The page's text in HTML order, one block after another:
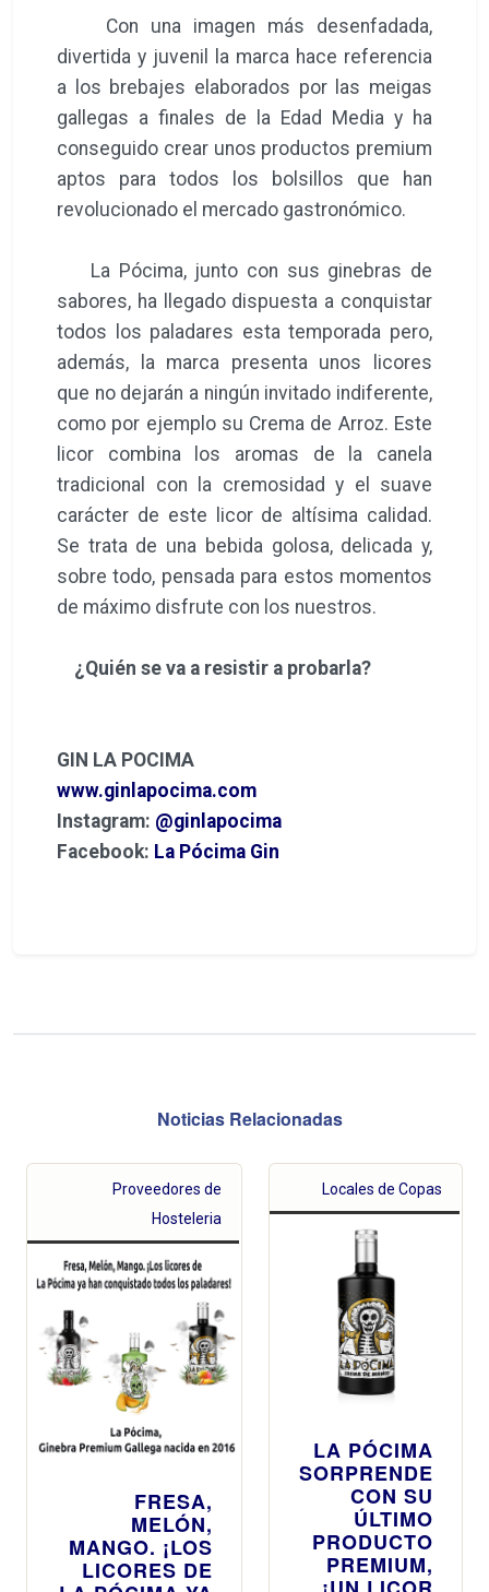
Con una imagen más desenfadada,
divertida y juvenil la marca hace referencia
a los brebajes elaborados por las meigas
gallegas a finales de la Edad Media y ha
conseguido crear unos productos premium
aptos para todos los bolsillos que han
revolucionado el mercado gastronómico.
La Pócima, junto con sus ginebras de
sabores, ha llegado dispuesta a conquistar
todos los paladares esta temporada pero,
además, la marca presenta unos licores
que no dejarán a ningún invitado indiferente,
como por ejemplo su Crema de Arroz. Este
licor combina los aromas de la canela
tradicional con la cremosidad y el suave
carácter de este licor de altísima calidad.
Se trata de una bebida golosa, delicada y,
sobre todo, pensada para estos momentos
de máximo disfrute con los nuestros.
¿Quién se va a resistir a probarla?
GIN LA POCIMA
www.ginlapocima.com
Instagram: @ginlapocima
Facebook: La Pócima Gin
Noticias Relacionadas
Proveedores de
Hosteleria
FRESA,
MELÓN,
MANGO. ¡LOS
LICORES DE
Locales de Copas
LA PÓCIMA
SORPRENDE
CON SU
ÚLTIMO
PRODUCTO
PREMIUM,